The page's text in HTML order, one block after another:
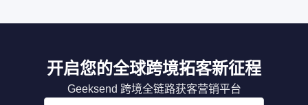
开启您的全球跨境拓客新征程
Geeksend 跨境全链路获客营销平台